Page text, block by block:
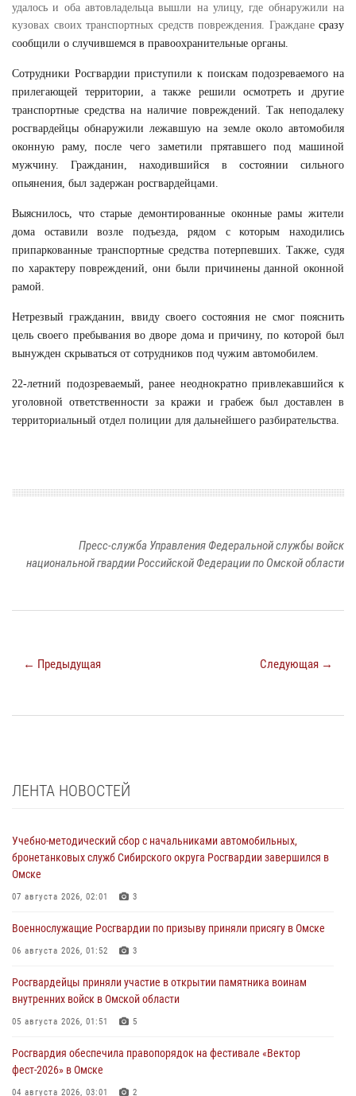
удалось и оба автовладельца вышли на улицу, где обнаружили на
кузовах своих транспортных средств повреждения. Граждане сразу
сообщили о случившемся в правоохранительные органы.
Сотрудники Росгвардии приступили к поискам подозреваемого на
прилегающей территории, а также решили осмотреть и другие
транспортные средства на наличие повреждений. Так неподалеку
росгвардейцы обнаружили лежавшую на земле около автомобиля
оконную раму, после чего заметили прятавшего под машиной
мужчину. Гражданин, находившийся в состоянии сильного
опьянения, был задержан росгвардейцами.
Выяснилось, что старые демонтированные оконные рамы жители
дома оставили возле подъезда, рядом с которым находились
припаркованные транспортные средства потерпевших. Также, судя
по характеру повреждений, они были причинены данной оконной
рамой.
Нетрезвый гражданин, ввиду своего состояния не смог пояснить
цель своего пребывания во дворе дома и причину, по которой был
вынужден скрываться от сотрудников под чужим автомобилем.
22-летний подозреваемый, ранее неоднократно привлекавшийся к
уголовной ответственности за кражи и грабеж был доставлен в
территориальный отдел полиции для дальнейшего разбирательства.
Пресс-служба Управления Федеральной службы войск
национальной гвардии Российской Федерации по Омской области
← Предыдущая Следующая →
ЛЕНТА НОВОСТЕЙ
Учебно-методический сбор с начальниками автомобильных,
бронетанковых служб Сибирского округа Росгвардии завершился в
Омске
07 августа 2026, 02:01 3
Военнослужащие Росгвардии по призыву приняли присягу в Омске
06 августа 2026, 01:52 3
Росгвардейцы приняли участие в открытии памятника воинам
внутренних войск в Омской области
05 августа 2026, 01:51 5
Росгвардия обеспечила правопорядок на фестивале «Вектор
фест-2026» в Омске
04 августа 2026, 03:01 2